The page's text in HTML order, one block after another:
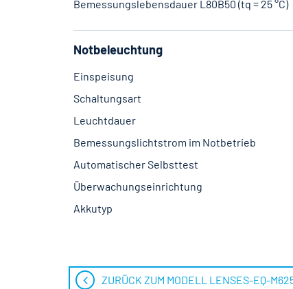
Bemessungslebensdauer L80B50 (tq = 25 °C)
Notbeleuchtung
Einspeisung
Schaltungsart
Leuchtdauer
Bemessungslichtstrom im Notbetrieb
Automatischer Selbsttest
Überwachungseinrichtung
Akkutyp
ZURÜCK ZUM MODELL LENSES-EQ-